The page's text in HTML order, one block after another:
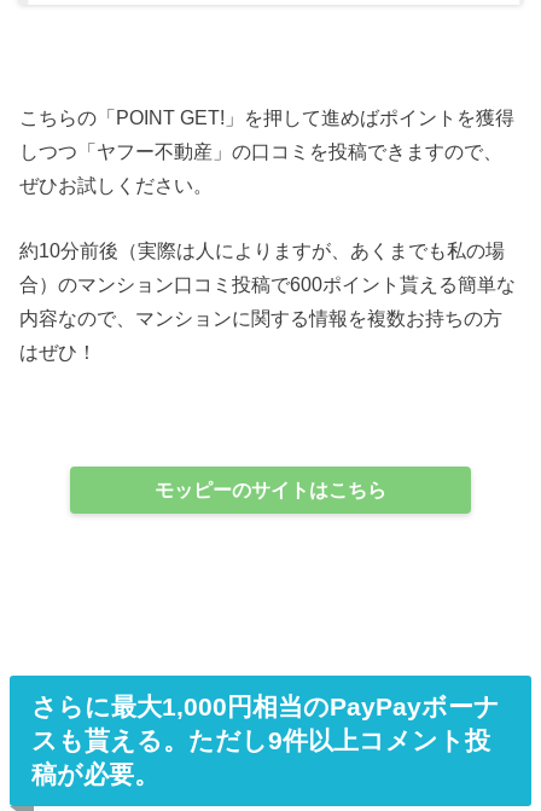
こちらの「POINT GET!」を押して進めばポイントを獲得
しつつ「ヤフー不動産」の口コミを投稿できますので、
ぜひお試しください。
約10分前後（実際は人によりますが、あくまでも私の場
合）のマンション口コミ投稿で600ポイント貰える簡単な
内容なので、マンションに関する情報を複数お持ちの方
はぜひ！
モッピーのサイトはこちら
さらに最大1,000円相当のPayPayボーナ
スも貰える。ただし9件以上コメント投
稿が必要。